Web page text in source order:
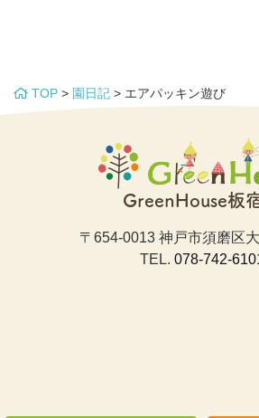
TOP > 園日記 > エアパッキン遊び
GreenHouse板
〒654-0013 神戸市須磨区
TEL. 078-742-